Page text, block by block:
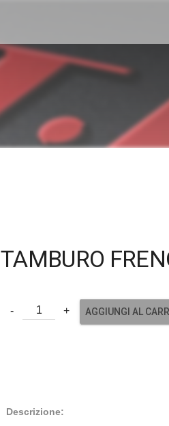
TAMBURO
AGGIUNGI AL
Descrizione: